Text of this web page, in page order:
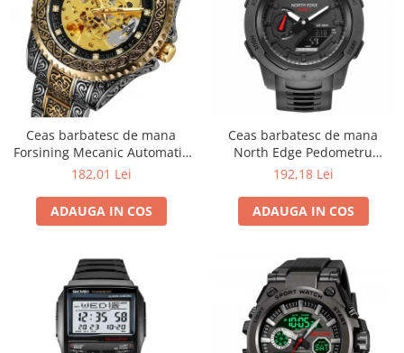
Ceas barbatesc de mana
Forsining Mecanic Automatic
Skeleton Analog Argintiu
182,01 Lei
ADAUGA IN COS
Ceas barbatesc de mana
North Edge Pedometru
Lumina de fundal DST Negru
192,18 Lei
ADAUGA IN COS